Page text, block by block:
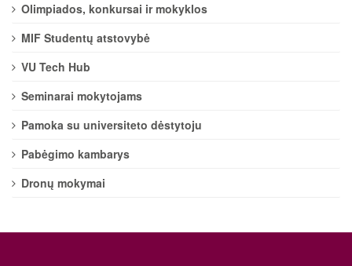
Olimpiados, konkursai ir mokyklos
MIF Studentų atstovybė
VU Tech Hub
Seminarai mokytojams
Pamoka su universiteto dėstytoju
Pabėgimo kambarys
Dronų mokymai